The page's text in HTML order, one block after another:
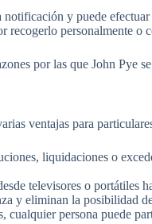
y puede
recogerlo personalmente o
por las que John Pye
ventajas para
liquidaciones o
televisores o portátiles
y eliminan la posibilidad
cualquier persona puede